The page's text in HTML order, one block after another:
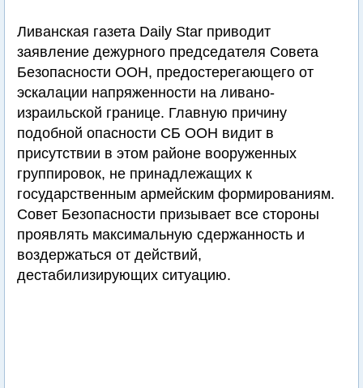
Ливанская газета Daily Star приводит
заявление дежурного председателя Совета
Безопасности ООН, предостерегающего от
эскалации напряженности на ливано-
израильской границе. Главную причину
подобной опасности СБ ООН видит в
присутствии в этом районе вооруженных
группировок, не принадлежащих к
государственным армейским формированиям.
Совет Безопасности призывает все стороны
проявлять максимальную сдержанность и
воздержаться от действий,
дестабилизирующих ситуацию.